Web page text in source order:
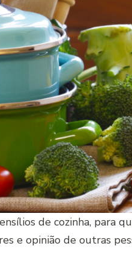
de cozinha, para
e opinião de outras